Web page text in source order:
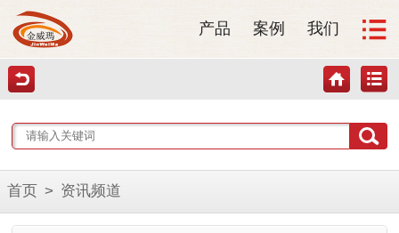
产品 案例 我们
首页 > 资讯频道